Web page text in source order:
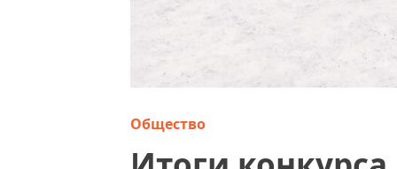
Общество